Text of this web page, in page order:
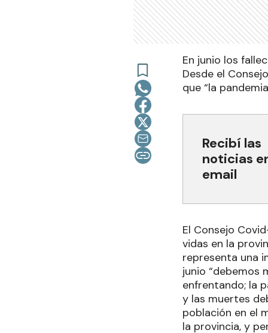
En junio los
Desde el
que “la
Recibí las
noticias
email
El Consejo
vidas en la
representa una
junio “debemos
enfrentando; la
y las muertes
población en el
la provincia, y